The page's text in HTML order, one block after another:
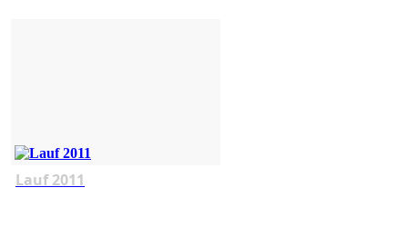
Lauf 2011